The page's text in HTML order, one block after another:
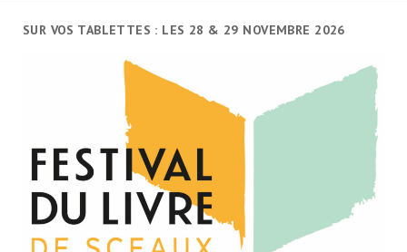
SUR VOS TABLETTES : LES 28 & 29 NOVEMBRE 2026